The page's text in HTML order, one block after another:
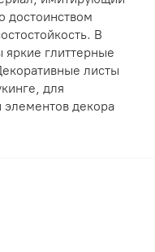
достоинством
В
глиттерные
листы
для
элементов декора